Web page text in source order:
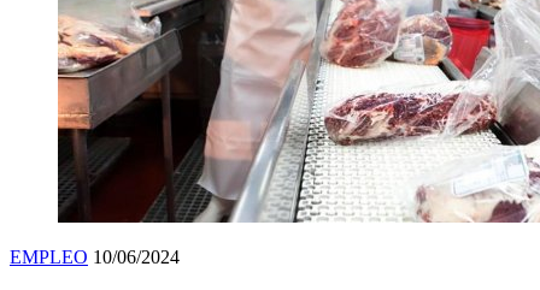
EMPLEO 10/06/2024